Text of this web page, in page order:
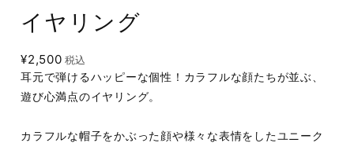
イヤリング
¥2,500 税込
耳元で弾けるハッピーな個性！カラフルな顔たちが並ぶ、
遊び心満点のイヤリング。
カラフルな帽子をかぶった顔や様々な表情をしたユニーク